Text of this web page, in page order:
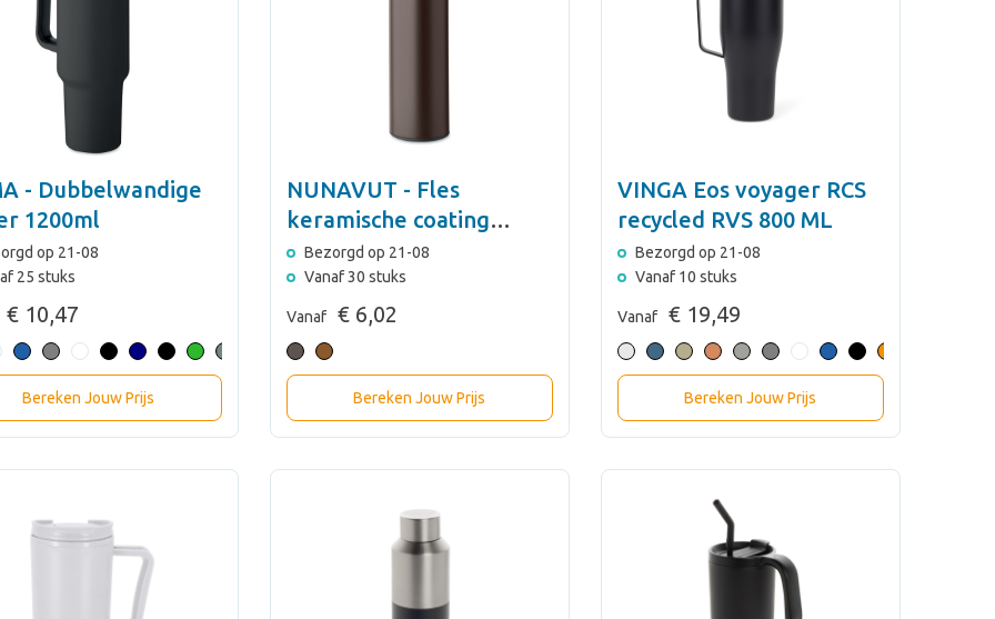
- Dubbelwandige
1200ml
op 21-08
25 stuks
€ 10,47
Bereken Jouw Prijs
NUNAVUT - Fles
keramische coating
420ml
Bezorgd op 21-08
Vanaf 30 stuks
Vanaf € 6,02
Bereken Jouw Prijs
VINGA Eos voyager RCS
recycled RVS 800 ML
Bezorgd op 21-08
Vanaf 10 stuks
Vanaf € 19,49
Bereken Jouw Prijs